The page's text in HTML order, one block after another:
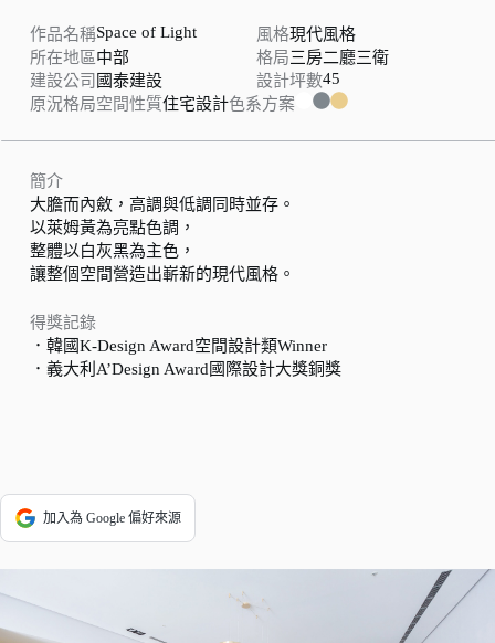
作品名稱Space of Light
所在地區中部
建設公司 國泰建設
風格現代風格
格局三房二廳三衛
設計坪數45
原況格局空間性質住宅設計色系方案
簡介
大膽而內斂，高調與低調同時並存。
以萊姆黃為亮點色調，
整體以白灰黑為主色，
讓整個空間營造出嶄新的現代風格。
得獎記錄
．韓國K-Design Award空間設計類Winner
．義大利A’Design Award國際設計大獎銅獎
加入為 Google 偏好來源